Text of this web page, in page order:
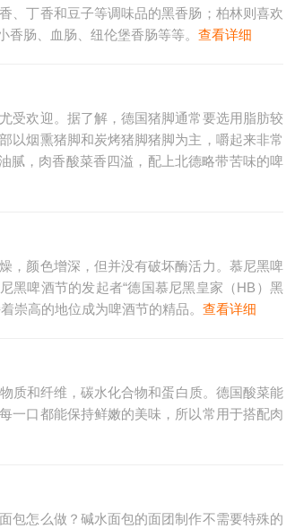
、丁香和豆子等调味品的黑香肠；柏林则喜欢
肠、血肠、纽伦堡香肠等等。 查看详细
受欢迎。据了解，德国猪脚通常要选用脂肪较
以烟熏猪脚和炭烤猪脚猪脚为主，嚼起来非常
腻，肉香酸菜香四溢，配上北德略带苦味的啤
，颜色增深，但并没有破坏酶活力。慕尼黑啤
黑啤酒节的发起者“德国慕尼黑皇家（HB）黑
崇高的地位成为啤酒节的精品。 查看详细
质和纤维，碳水化合物和蛋白质。德国酸菜能
一口都能保持鲜嫩的美味，所以常用于搭配肉
包怎么做？碱水面包的面团制作不需要特殊的